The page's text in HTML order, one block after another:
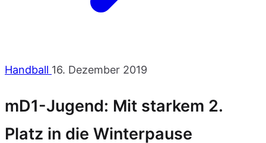
Handball 16. Dezember 2019
mD1-Jugend: Mit starkem 2.
Platz in die Winterpause